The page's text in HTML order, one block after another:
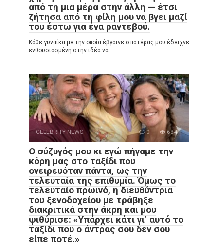
από τη μια μέρα στην άλλη — έτσι
ζήτησα από τη φίλη μου να βγει μαζί
του έστω για ένα ραντεβού.
Κάθε γυναίκα με την οποία έβγαινε ο πατέρας μου έδειχνε
ενθουσιασμένη στην ιδέα να
CELEBRITY NEWS 0 684
Ο σύζυγός μου κι εγώ πήγαμε την
κόρη μας στο ταξίδι που
ονειρευόταν πάντα, ως την
τελευταία της επιθυμία. Όμως το
τελευταίο πρωινό, η διευθύντρια
του ξενοδοχείου με τράβηξε
διακριτικά στην άκρη και μου
ψιθύρισε: «Υπάρχει κάτι γι’ αυτό το
ταξίδι που ο άντρας σου δεν σου
είπε ποτέ.»